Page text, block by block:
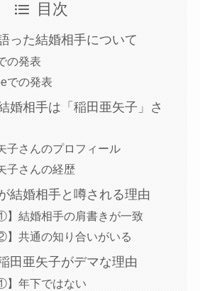
目次
った結婚相手について
の発表
での発表
婚相手は「稲田亜矢子」さ
子さんのプロフィール
子さんの経歴
結婚相手と噂される理由
】結婚相手の肩書きが一致
】共通の知り合いがいる
田亜矢子がデマな理由
】年下ではない